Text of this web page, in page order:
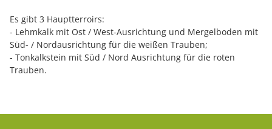
Es gibt 3 Hauptterroirs:
- Lehmkalk mit Ost / West-Ausrichtung und Mergelboden mit
Süd- / Nordausrichtung für die weißen Trauben;
- Tonkalkstein mit Süd / Nord Ausrichtung für die roten
Trauben.